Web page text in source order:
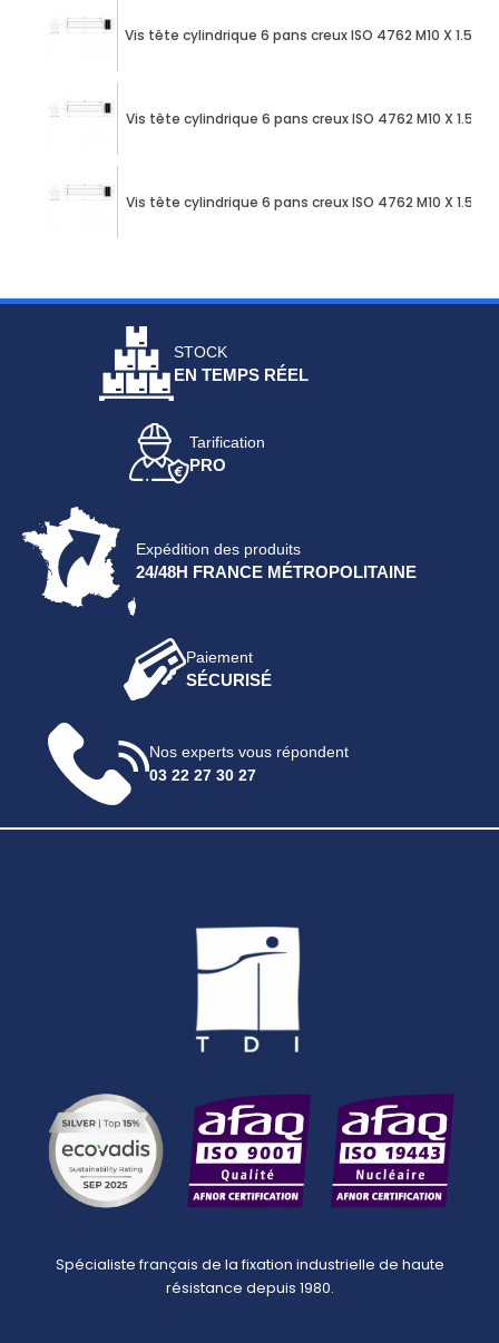
Vis tête cylindrique 6 pans creux ISO 4762 M10 X 1.50
Vis tête cylindrique 6 pans creux ISO 4762 M10 X 1.50
Vis tête cylindrique 6 pans creux ISO 4762 M10 X 1.50
STOCK
EN TEMPS RÉEL
Tarification
PRO
Expédition des produits
24/48H FRANCE MÉTROPOLITAINE
Paiement
SÉCURISÉ
Nos experts vous répondent
03 22 27 30 27
Spécialiste français de la fixation industrielle de haute
résistance depuis 1980.